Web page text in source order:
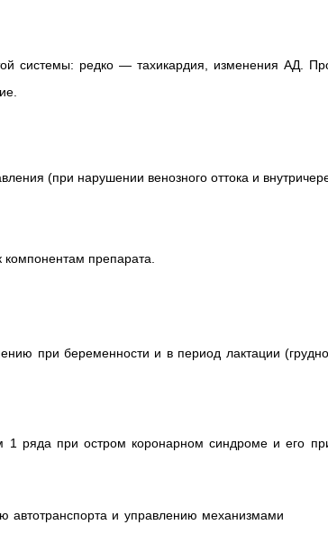
системы: редко — тахикардия, изменения АД.
(при нарушении венозного оттока и
компонентам препарата.
при беременности и в период лактации
1 ряда при остром коронарном синдроме и его
автотранспорта и управлению механизмами